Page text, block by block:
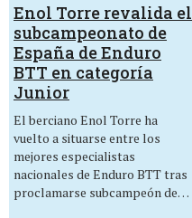
Enol Torre revalida el
subcampeonato de
España de Enduro
BTT en categoría
Junior
El berciano Enol Torre ha
vuelto a situarse entre los
mejores especialistas
nacionales de Enduro BTT tras
proclamarse subcampeón de…